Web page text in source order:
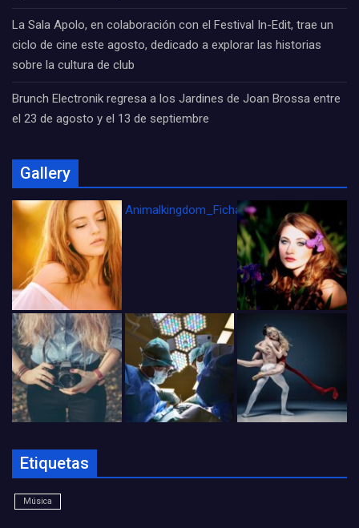
La Sala Apolo, en colaboración con el Festival In-Edit, trae un
ciclo de cine este agosto, dedicado a explorar las historias
sobre la cultura de club
Brunch Electronik regresa a los Jardines de Joan Brossa entre
el 23 de agosto y el 13 de septiembre
Gallery
Animalkingdom_FichaCine
Etiquetas
Música